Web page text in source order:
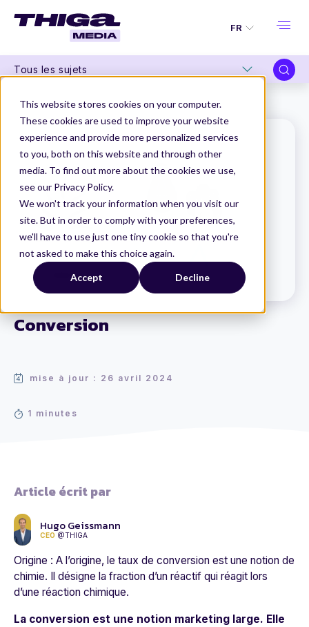
This website stores cookies on your computer.
These cookies are used to improve your website
experience and provide more personalized services
to you, both on this website and through other
media. To find out more about the cookies we use,
see our Privacy Policy.
We won't track your information when you visit our
site. But in order to comply with your preferences,
we'll have to use just one tiny cookie so that you're
not asked to make this choice again.
Accept Decline
FR
Tous les sujets
Conversion
mise à jour : 26 avril 2024
1 minutes
Thiga Media Le Dico du Produit Conversion
Article écrit par
Hugo Geissmann
CEO @THIGA
Origine : A l’origine, le taux de conversion est une notion de
chimie. Il désigne la fraction d’un réactif qui réagit lors
d’une réaction chimique.
La conversion est une notion marketing large. Elle